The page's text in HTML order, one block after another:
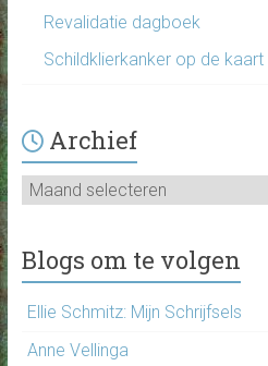
Revalidatie dagboek
Schildklierkanker op de kaart
Archief
Archief
Blogs om te volgen
Ellie Schmitz: Mijn Schrijfsels
Anne Vellinga